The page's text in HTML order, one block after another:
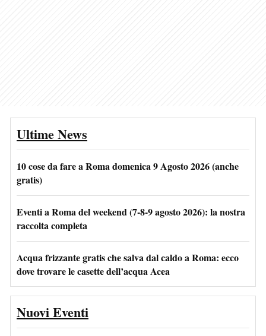
Ultime News
10 cose da fare a Roma domenica 9 Agosto 2026 (anche
gratis)
Eventi a Roma del weekend (7-8-9 agosto 2026): la nostra
raccolta completa
Acqua frizzante gratis che salva dal caldo a Roma: ecco
dove trovare le casette dell’acqua Acea
Nuovi Eventi